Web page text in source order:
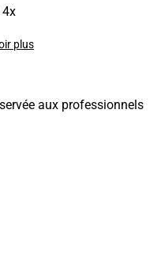
4x
plus
aux professionnels